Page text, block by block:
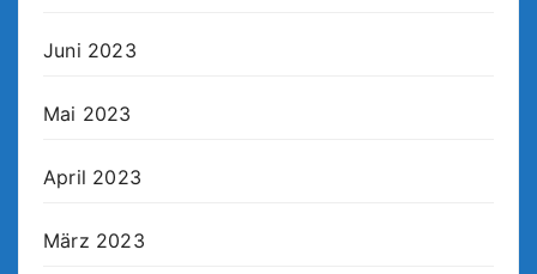
Juni 2023
Mai 2023
April 2023
März 2023